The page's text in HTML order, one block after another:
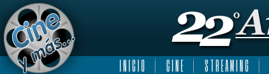
I N I C I O C I N E S T R E A M I N G